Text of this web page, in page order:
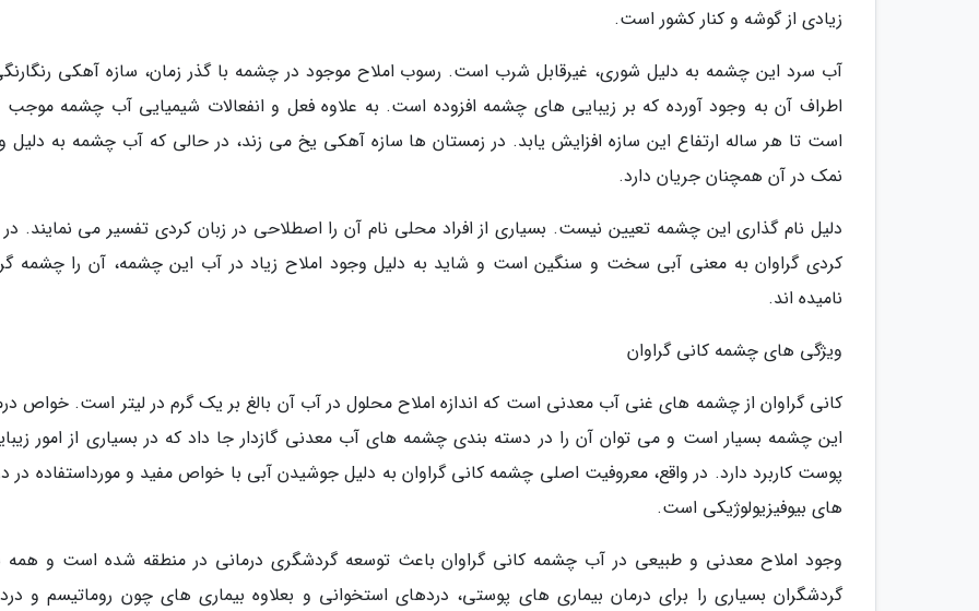
زیادی از گوشه و کنار کشور است.
آب سرد این چشمه به دلیل شوری، غیرقابل شرب است. رسوب املاح موجود در چشمه با گذر زمان، سازه آهکی
اطراف آن به وجود آورده که بر زیبایی های چشمه افزوده است. به علاوه فعل و انفعالات شیمیایی آب چشمه
است تا هر ساله ارتفاع این سازه افزایش یابد. در زمستان ها سازه آهکی یخ می زند، در حالی که آب چشمه به دلیل
نمک در آن همچنان جریان دارد.
دلیل نام گذاری این چشمه تعیین نیست. بسیاری از افراد محلی نام آن را اصطلاحی در زبان کردی تفسیر می نمایند. در
کردی گراوان به معنی آبی سخت و سنگین است و شاید به دلیل وجود املاح زیاد در آب این چشمه، آن را چشمه
نامیده اند.
ویژگی های چشمه کانی گراوان
کانی گراوان از چشمه های غنی آب معدنی است که اندازه املاح محلول در آب آن بالغ بر یک گرم در لیتر است. خواص
این چشمه بسیار است و می توان آن را در دسته بندی چشمه های آب معدنی گازدار جا داد که در بسیاری از امور
پوست کاربرد دارد. در واقع، معروفیت اصلی چشمه کانی گراوان به دلیل جوشیدن آبی با خواص مفید و مورداستفاده در
های بیوفیزیولوژیکی است.
وجود املاح معدنی و طبیعی در آب چشمه کانی گراوان باعث توسعه گردشگری درمانی در منطقه شده است و همه
گردشگران بسیاری را برای درمان بیماری های پوستی، دردهای استخوانی و بعلاوه بیماری های چون روماتیسم و